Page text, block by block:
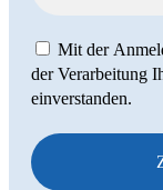
Mit der
der Verarbeitung
einverstanden.